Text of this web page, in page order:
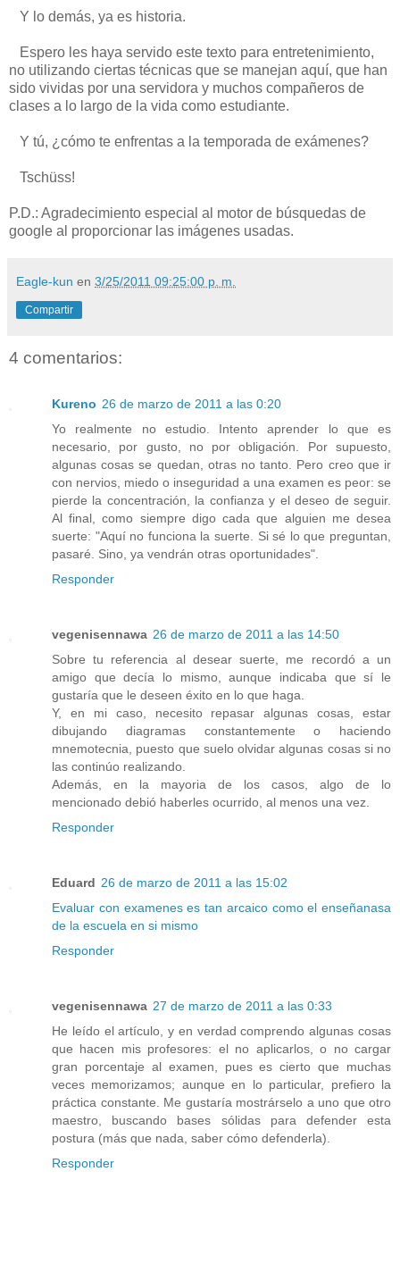
Y lo demás, ya es historia.
Espero les haya servido este texto para entretenimiento,
no utilizando ciertas técnicas que se manejan aquí, que han
sido vividas por una servidora y muchos compañeros de
clases a lo largo de la vida como estudiante.
Y tú, ¿cómo te enfrentas a la temporada de exámenes?
Tschüss!
P.D.: Agradecimiento especial al motor de búsquedas de
google al proporcionar las imágenes usadas.
Eagle-kun en 3/25/2011 09:25:00 p. m.
Compartir
4 comentarios:
Kureno 26 de marzo de 2011 a las 0:20
Yo realmente no estudio. Intento aprender lo que es
necesario, por gusto, no por obligación. Por supuesto,
algunas cosas se quedan, otras no tanto. Pero creo que ir
con nervios, miedo o inseguridad a una examen es peor: se
pierde la concentración, la confianza y el deseo de seguir.
Al final, como siempre digo cada que alguien me desea
suerte: "Aquí no funciona la suerte. Si sé lo que preguntan,
pasaré. Sino, ya vendrán otras oportunidades".
Responder
vegenisennawa 26 de marzo de 2011 a las 14:50
Sobre tu referencia al desear suerte, me recordó a un
amigo que decía lo mismo, aunque indicaba que sí le
gustaría que le deseen éxito en lo que haga.
Y, en mi caso, necesito repasar algunas cosas, estar
dibujando diagramas constantemente o haciendo
mnemotecnia, puesto que suelo olvidar algunas cosas si no
las continúo realizando.
Además, en la mayoria de los casos, algo de lo
mencionado debió haberles ocurrido, al menos una vez.
Responder
Eduard 26 de marzo de 2011 a las 15:02
Evaluar con examenes es tan arcaico como el enseñanasa
de la escuela en si mismo
Responder
vegenisennawa 27 de marzo de 2011 a las 0:33
He leído el artículo, y en verdad comprendo algunas cosas
que hacen mis profesores: el no aplicarlos, o no cargar
gran porcentaje al examen, pues es cierto que muchas
veces memorizamos; aunque en lo particular, prefiero la
práctica constante. Me gustaría mostrárselo a uno que otro
maestro, buscando bases sólidas para defender esta
postura (más que nada, saber cómo defenderla).
Responder